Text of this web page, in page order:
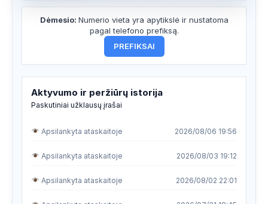
Dėmesio: Numerio vieta yra apytikslė ir nustatoma
pagal telefono prefiksą.
PREFIKSAI
Aktyvumo ir peržiūrų istorija
Paskutiniai užklausų įrašai
Apsilankyta ataskaitoje 2026/08/06 19:56
Apsilankyta ataskaitoje 2026/08/03 19:12
Apsilankyta ataskaitoje 2026/08/02 22:01